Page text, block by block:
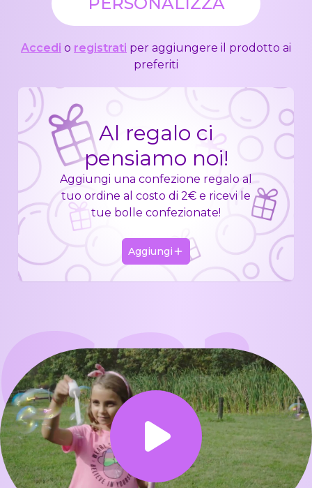
Accedi o registrati per aggiungere il prodotto ai
preferiti
Al regalo ci
pensiamo noi!
Aggiungi una confezione regalo al
tuo ordine al costo di 2€ e ricevi le
tue bolle confezionate!
Aggiungi
GAL